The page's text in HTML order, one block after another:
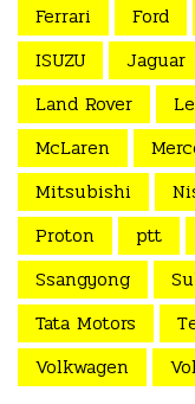
Ferrari
Ford
ISUZU
Jaguar
Land Rover
McLaren
Mitsubishi
Proton
ptt
Ssangyong
Tata Motors
Volkwagen